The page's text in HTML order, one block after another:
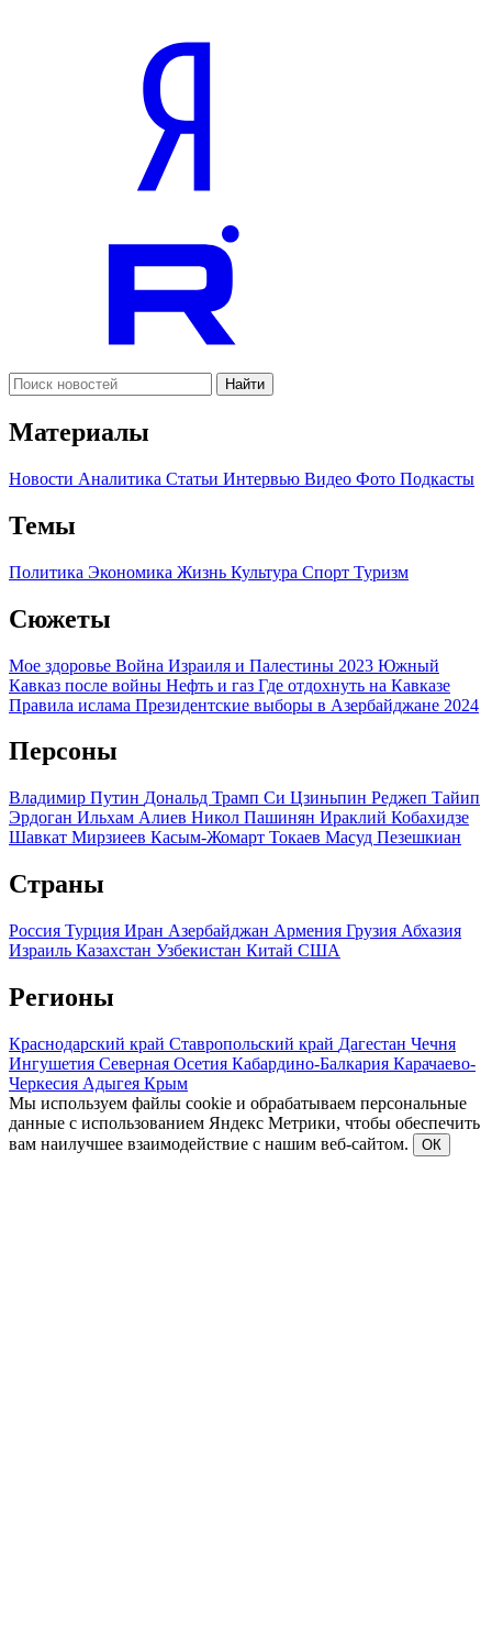
Найти
Материалы
Новости Аналитика Статьи Интервью Видео Фото Подкасты
Темы
Политика Экономика Жизнь Культура Спорт Туризм
Сюжеты
Мое здоровье Война Израиля и Палестины 2023 Южный
Кавказ после войны Нефть и газ Где отдохнуть на Кавказе
Правила ислама Президентские выборы в Азербайджане 2024
Персоны
Владимир Путин Дональд Трамп Си Цзиньпин Реджеп Тайип
Эрдоган Ильхам Алиев Никол Пашинян Ираклий Кобахидзе
Шавкат Мирзиеев Касым-Жомарт Токаев Масуд Пезешкиан
Страны
Россия Турция Иран Азербайджан Армения Грузия Абхазия
Израиль Казахстан Узбекистан Китай США
Регионы
Краснодарский край Ставропольский край Дагестан Чечня
Ингушетия Северная Осетия Кабардино-Балкария Карачаево-
Черкесия Адыгея Крым
Мы используем файлы cookie и обрабатываем персональные
данные с использованием Яндекс Метрики, чтобы обеспечить
вам наилучшее взаимодействие с нашим веб-сайтом.
ОК